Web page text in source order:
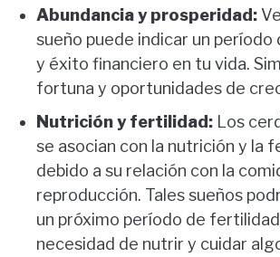
Abundancia y prosperidad:
sueño puede indicar un período
y éxito financiero en tu vida.
fortuna y oportunidades de
Nutrición y fertilidad: Los
se asocian con la nutrición y la
debido a su relación con la
reproducción. Tales sueños
un próximo período de
necesidad de nutrir y cuidar